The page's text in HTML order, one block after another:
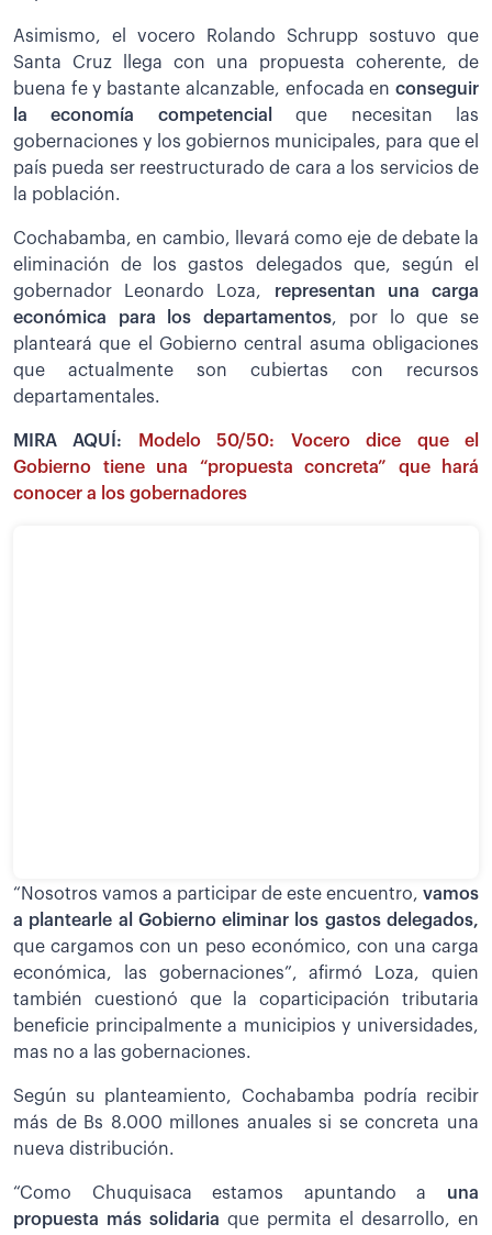
Asimismo, el vocero Rolando Schrupp sostuvo que
Santa Cruz llega con una propuesta coherente, de
buena fe y bastante alcanzable, enfocada en conseguir
la economía competencialque necesitan las
gobernaciones y los gobiernos municipales, para que el
país pueda ser reestructurado de cara a los servicios de
la población.
Cochabamba, en cambio, llevará como eje de debate la
eliminación de los gastos delegados que, según el
gobernador Leonardo Loza, representan una carga
económica para los departamentos, por lo que se
planteará que el Gobierno central asuma obligaciones
que actualmente son cubiertas con recursos
departamentales.
MIRA AQUÍ:
Modelo 50/50: Vocero dice que el
Gobierno tiene una “propuesta concreta” que hará
conocer a los gobernadores
“Nosotros vamos a participar de este encuentro, vamos
a plantearle al Gobierno eliminar los gastos delegados,
que cargamos con un peso económico, con una carga
económica, las gobernaciones”, afirmó Loza, quien
también cuestionó que la coparticipación tributaria
beneficie principalmente a municipios y universidades,
mas no a las gobernaciones.
Según su planteamiento, Cochabamba podría recibir
más de Bs 8.000 millones anuales si se concreta una
nueva distribución.
“Como Chuquisaca estamos apuntando a una
propuesta más solidaria que permita el desarrollo, en